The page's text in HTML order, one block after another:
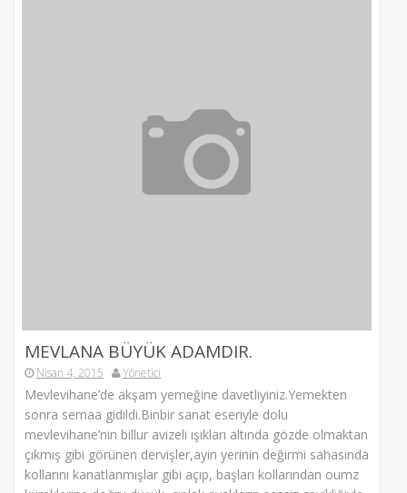
MEVLANA BÜYÜK ADAMDIR.
Nisan 4, 2015 Yönetici
Mevlevihane’de akşam yemeğine davetliyiniz.Yemekten
sonra semaa gidildi.Binbir sanat eseriyle dolu
mevlevihane’nin billur avizeli ışıkları altında gözde olmaktan
çıkmış gibi görünen dervişler,ayin yerinin değirmi sahasında
kollarını kanatlanmışlar gibi açıp, başları kollarından oumz